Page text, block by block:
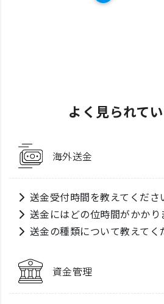
よく見られて
海外送金
送金受付時間を教えてくださ
送金にはどの位時間がかかり
送金の種類について教えてく
資金管理